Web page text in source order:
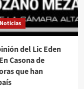
Noticias
del Lic Eden
Casona de
que han